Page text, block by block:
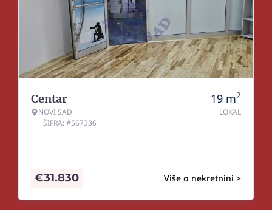
Centar
NOVI SAD
ŠIFRA: #567336
19 m2
LOKAL
Više o nekretnini >
€31.830